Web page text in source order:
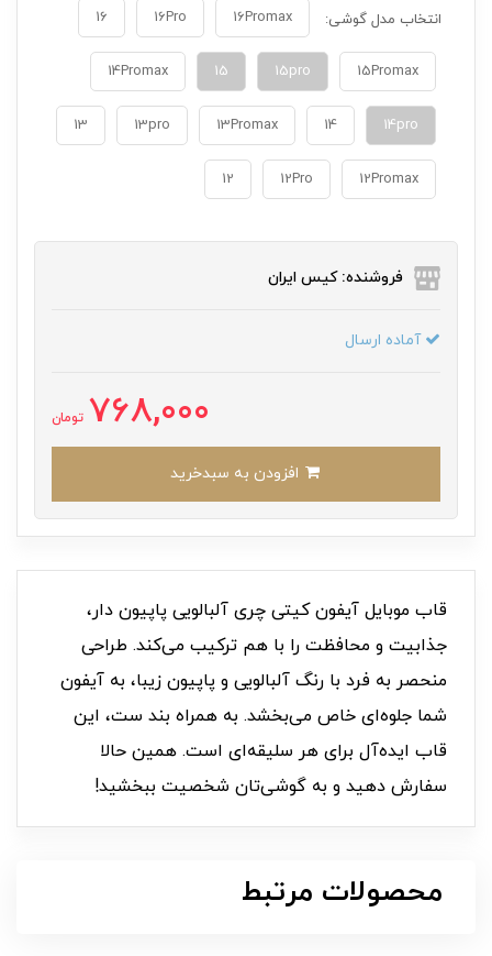
انتخاب مدل گوشی: 16Promax
16Pro
16
15Promax
15pro
15
14Promax
14pro
14
13Promax
13pro
13
12Promax
12Pro
12
فروشنده: کیس ایران
آماده ارسال
768,000 تومان
قاب موبایل آیفون کیتی چری آلبالویی پاپیون دار،
جذابیت و محافظت را با هم ترکیب می‌کند. طراحی
منحصر به فرد با رنگ آلبالویی و پاپیون زیبا، به آیفون
شما جلوه‌ای خاص می‌بخشد. به همراه بند ست، این
قاب ایده‌آل برای هر سلیقه‌ای است. همین حالا
سفارش دهید و به گوشی‌تان شخصیت ببخشید!
محصولات مرتبط